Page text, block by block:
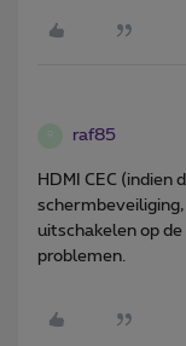
raf85
HDMI CEC (indien
uitschakelen op
problemen.